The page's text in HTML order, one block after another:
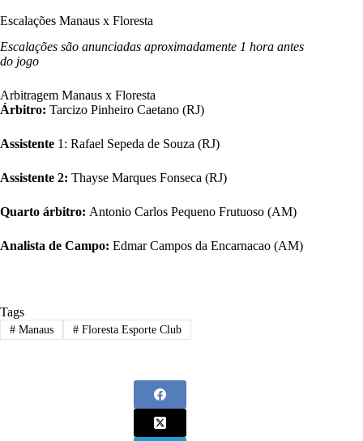
Escalações Manaus x Floresta
Escalações são anunciadas aproximadamente 1 hora antes
do jogo
Arbitragem Manaus x Floresta
Árbitro: Tarcizo Pinheiro Caetano (RJ)
Assistente 1: Rafael Sepeda de Souza (RJ)
Assistente 2: Thayse Marques Fonseca (RJ)
Quarto árbitro: Antonio Carlos Pequeno Frutuoso (AM)
Analista de Campo: Edmar Campos da Encarnacao (AM)
Tags
#Manaus #Floresta Esporte Club